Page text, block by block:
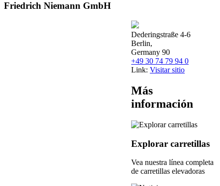
Friedrich Niemann GmbH
Dederingstraße 4-6
Berlin,
Germany 90
+49 30 74 79 94 0
Link:Visitar sitio
Más
información
Explorar carretillas
Vea nuestra línea completa
de carretillas elevadoras